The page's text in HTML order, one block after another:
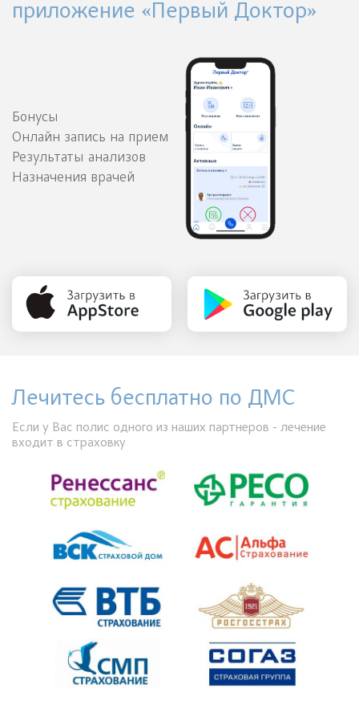
приложение «Первый Доктор»
Бонусы
Онлайн запись на прием
Результаты анализов
Назначения врачей
Лечитесь бесплатно по ДМС
Если у Вас полис одного из наших партнеров - лечение
входит в страховку